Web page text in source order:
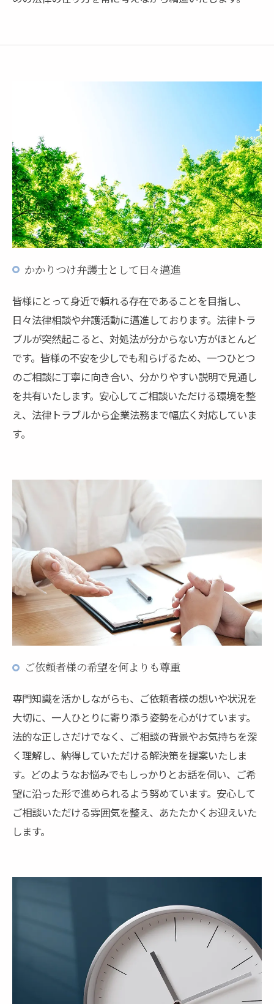
かかりつけ弁護士として日々邁進
皆様にとって身近で頼れる存在であることを目指し、
日々法律相談や弁護活動に邁進しております。法律トラ
ブルが突然起こると、対処法が分からない方がほとんど
です。皆様の不安を少しでも和らげるため、一つひとつ
のご相談に丁寧に向き合い、分かりやすい説明で見通し
を共有いたします。安心してご相談いただける環境を整
え、法律トラブルから企業法務まで幅広く対応していま
す。
ご依頼者様の希望を何よりも尊重
専門知識を活かしながらも、ご依頼者様の想いや状況を
大切に、一人ひとりに寄り添う姿勢を心がけています。
法的な正しさだけでなく、ご相談の背景やお気持ちを深
く理解し、納得していただける解決策を提案いたしま
す。どのようなお悩みでもしっかりとお話を伺い、ご希
望に沿った形で進められるよう努めています。安心して
ご相談いただける雰囲気を整え、あたたかくお迎えいた
します。